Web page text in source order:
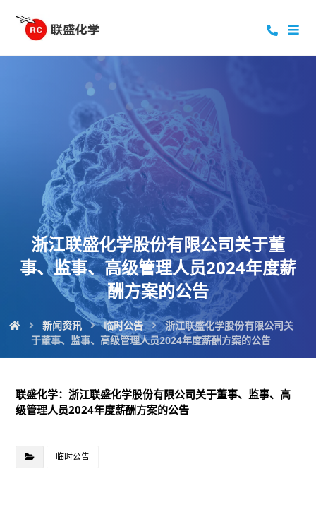
浙江联盛化学股份有限公司关于董
事、监事、高级管理人员2024年度薪
酬方案的公告
新闻资讯 临时公告
浙江联盛化学股份有限公司关
于董事、监事、高级管理人员2024年度薪酬方案的公告
联盛化学：浙江联盛化学股份有限公司关于董事、监事、高
级管理人员2024年度薪酬方案的公告
临时公告